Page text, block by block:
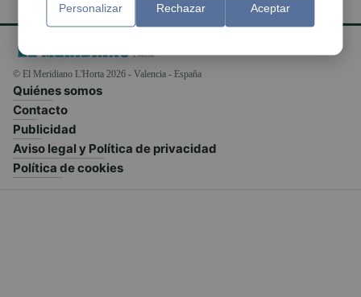
© El Meridiano L'Horta 2026 - Valencia - España
Quiénes somos
Contacto
Publicidad
Aviso legal y Política de privacidad
Política de cookies
Personalizar Rechazar Aceptar